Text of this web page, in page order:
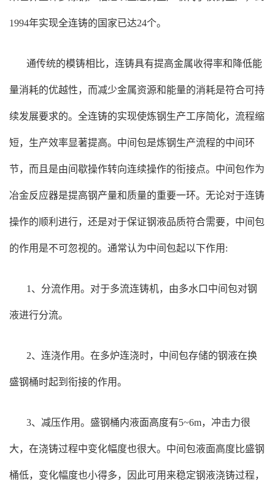
1994年实现全连铸的国家已达24个。
通传统的模铸相比，连铸具有提高金属收得率和降低能
量消耗的优越性，而减少金属资源和能量的消耗是符合可持
续发展要求的。全连铸的实现使炼钢生产工序简化，流程缩
短，生产效率显著提高。中间包是炼钢生产流程的中间环
节，而且是由间歇操作转向连续操作的衔接点。中间包作为
冶金反应器是提高钢产量和质量的重要一环。无论对于连铸
操作的顺利进行，还是对于保证钢液品质符合需要，中间包
的作用是不可忽视的。通常认为中间包起以下作用:
1、分流作用。对于多流连铸机，由多水口中间包对钢
液进行分流。
2、连浇作用。在多炉连浇时，中间包存储的钢液在换
盛钢桶时起到衔接的作用。
3、减压作用。盛钢桶内液面高度有5~6m，冲击力很
大，在浇铸过程中变化幅度也很大。中间包液面高度比盛钢
桶低，变化幅度也小得多，因此可用来稳定钢液浇铸过程，